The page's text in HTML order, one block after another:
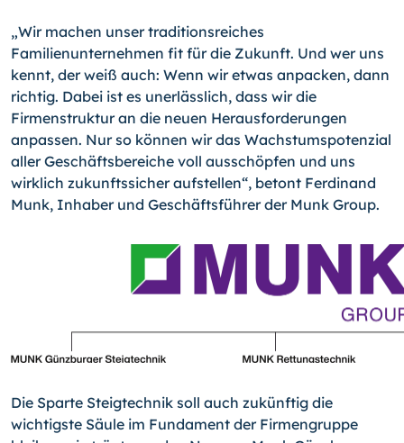
„Wir machen unser traditionsreiches
Familienunternehmen fit für die Zukunft. Und wer uns
kennt, der weiß auch: Wenn wir etwas anpacken, dann
richtig. Dabei ist es unerlässlich, dass wir die
Firmenstruktur an die neuen Herausforderungen
anpassen. Nur so können wir das Wachstumspotenzial
aller Geschäftsbereiche voll ausschöpfen und uns
wirklich zukunftssicher aufstellen“, betont Ferdinand
Munk, Inhaber und Geschäftsführer der Munk Group.
Die Sparte Steigtechnik soll auch zukünftig die
wichtigste Säule im Fundament der Firmengruppe